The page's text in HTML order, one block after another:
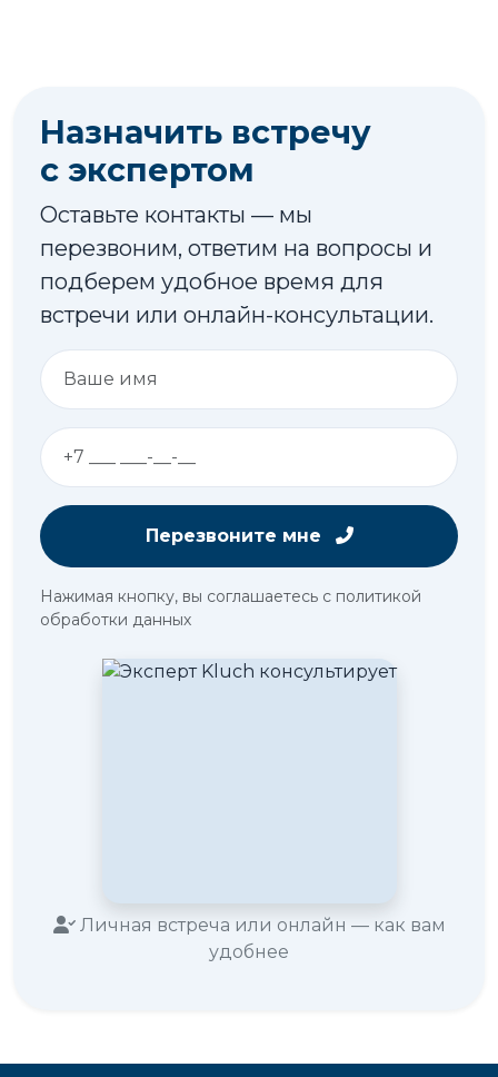
Назначить встречу
с экспертом
Оставьте контакты — мы
перезвоним, ответим на вопросы и
подберем удобное время для
встречи или онлайн-консультации.
Перезвоните мне
Нажимая кнопку, вы соглашаетесь с политикой
обработки данных
Личная встреча или онлайн — как вам
удобнее